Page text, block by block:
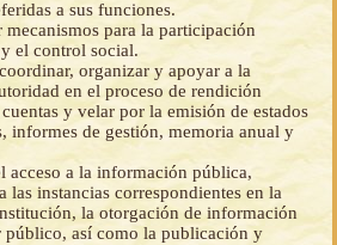
a sus funciones.
mecanismos para la participación
el control social.
organizar y apoyar a la
en el proceso de rendición
y velar por la emisión de estados
informes de gestión, memoria anual y
acceso a la información pública,
las instancias correspondientes en la
la otorgación de información
público, así como la publicación y